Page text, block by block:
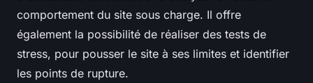
comportement du site sous charge. Il offre
également la possibilité de réaliser des tests de
stress, pour pousser le site à ses limites et identifier
les points de rupture.